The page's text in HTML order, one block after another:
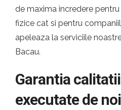
de maxima incredere
fizice cat si pentru
apeleaza la serviciile
Bacau.
Garantia
executate de noi